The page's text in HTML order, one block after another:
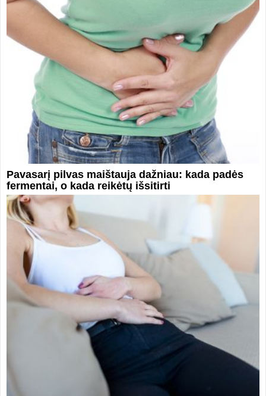
Pavasarį pilvas maištauja dažniau: kada padės
fermentai, o kada reikėtų išsitirti